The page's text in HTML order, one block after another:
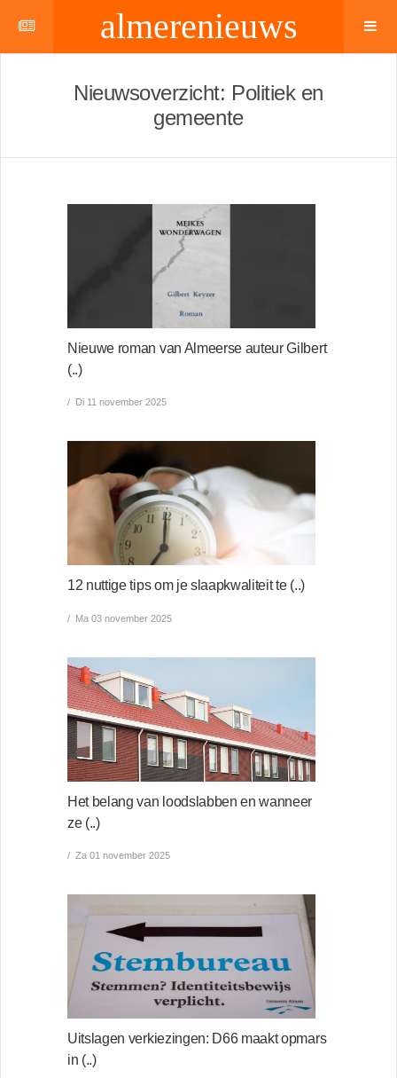
almerenieuws
Nieuwsoverzicht: Politiek en
gemeente
Nieuwe roman van Almeerse auteur Gilbert
(..)
Di 11 november 2025
12 nuttige tips om je slaapkwaliteit te (..)
Ma 03 november 2025
Het belang van loodslabben en wanneer
ze (..)
Za 01 november 2025
Uitslagen verkiezingen: D66 maakt opmars
in (..)